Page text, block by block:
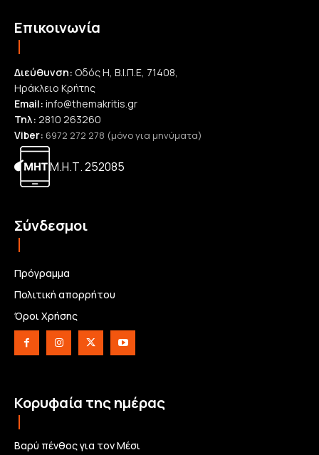
Επικοινωνία
Διεύθυνση: Οδός Η, Β.Ι.Π.Ε, 71408,
Ηράκλειο Κρήτης
Email: info@themakritis.gr
Τηλ: 2810 263260
Viber: 6972 272 278 (μόνο για μηνύματα)
Μ.Η.Τ. 252085
Σύνδεσμοι
Πρόγραμμα
Πολιτική απορρήτου
Όροι Χρήσης
Κορυφαία της ημέρας
Βαρύ πένθος για τον Μέσι